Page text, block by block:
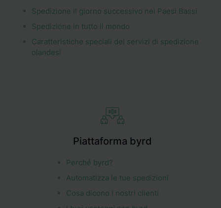
Spedizione il giorno successivo nei Paesi Bassi
Spedizione in tutto il mondo
Caratteristiche speciali dei servizi di spedizione
olandesi
Piattaforma byrd
Perché byrd?
Automatizza le tue spedizioni
Cosa dicono i nostri clienti